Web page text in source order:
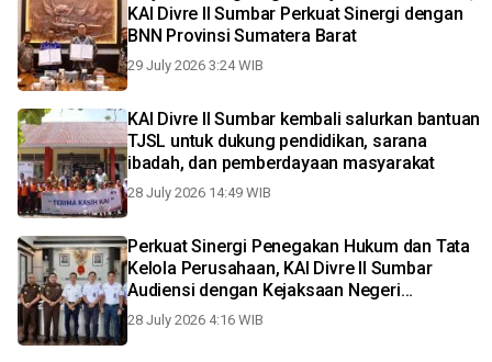
KAI Divre II Sumbar Perkuat Sinergi dengan
BNN Provinsi Sumatera Barat
29 July 2026 3:24 WIB
KAI Divre II Sumbar kembali salurkan bantuan
TJSL untuk dukung pendidikan, sarana
ibadah, dan pemberdayaan masyarakat
28 July 2026 14:49 WIB
Perkuat Sinergi Penegakan Hukum dan Tata
Kelola Perusahaan, KAI Divre II Sumbar
Audiensi dengan Kejaksaan Negeri
Bukittinggi
28 July 2026 4:16 WIB